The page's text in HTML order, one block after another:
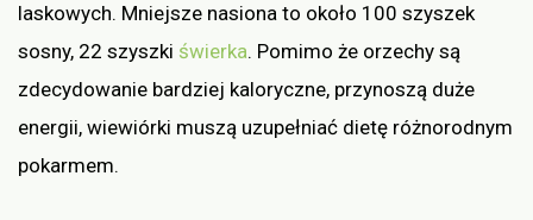
laskowych. Mniejsze nasiona to około 100 szyszek
sosny, 22 szyszki świerka. Pomimo że orzechy są
zdecydowanie bardziej kaloryczne, przynoszą duże
energii, wiewiórki muszą uzupełniać dietę różnorodnym
pokarmem.